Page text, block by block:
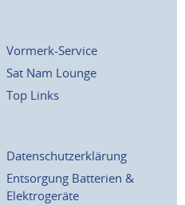
Vormerk-Service
Sat Nam Lounge
Top Links
Datenschutzerklärung
Entsorgung Batterien &
Elektrogeräte